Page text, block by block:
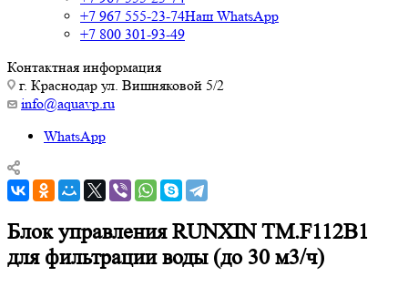
+7 967 555-23-74Наш WhatsApp
+7 800 301-93-49
Контактная информация
г. Краснодар ул. Вишняковой 5/2
info@aquavp.ru
WhatsApp
Блок управления RUNXIN ТМ.F112B1
для фильтрации воды (до 30 м3/ч)